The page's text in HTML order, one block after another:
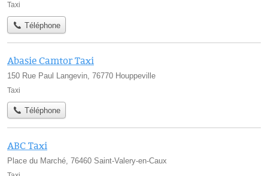
Taxi
Téléphone
Abasie Camtor Taxi
150 Rue Paul Langevin, 76770 Houppeville
Taxi
Téléphone
ABC Taxi
Place du Marché, 76460 Saint-Valery-en-Caux